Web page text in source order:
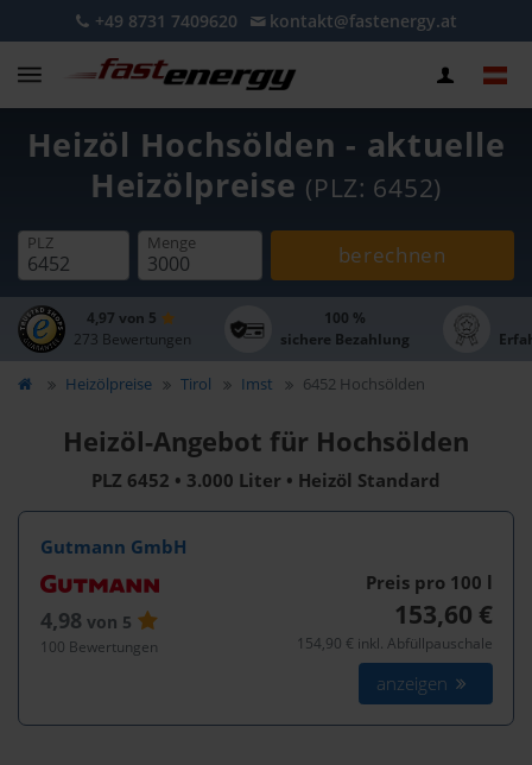
+49 8731 7409620 kontakt@fastenergy.at
Heizöl Hochsölden - aktuelle
Heizölpreise (PLZ: 6452)
PLZ Menge berechnen
4,97 von 5
273 Bewertungen
100 %
sichere Bezahlung
Heizölpreise Tirol Imst 6452 Hochsölden
Heizöl-Angebot für Hochsölden
PLZ 6452 • 3.000 Liter • Heizöl Standard
Gutmann GmbH
4,98 von 5
100 Bewertungen
Preis pro 100 l
153,60 €
154,90 € inkl. Abfüllpauschale
anzeigen